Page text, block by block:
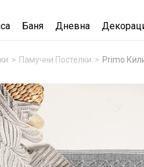
Баня Дневна
Памучни Постелки Primo